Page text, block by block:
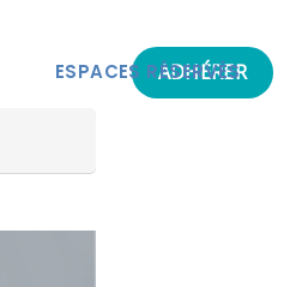
ESPACES RÉSERVÉS
ADHÉRER